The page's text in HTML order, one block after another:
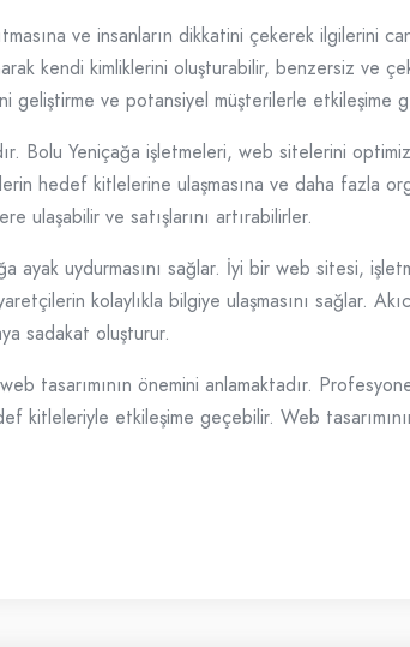
ve insanların dikkatini çekerek ilgilerini
kendi kimliklerini oluşturabilir, benzersiz ve
geliştirme ve potansiyel müşterilerle etkileşime
Bolu Yeniçağa işletmeleri, web sitelerini
hedef kitlelerine ulaşmasına ve daha fazla
ulaşabilir ve satışlarını artırabilirler.
ayak uydurmasını sağlar. İyi bir web sitesi,
kolaylıkla bilgiye ulaşmasını sağlar.
sadakat oluşturur.
tasarımının önemini anlamaktadır.
kitleleriyle etkileşime geçebilir. Web